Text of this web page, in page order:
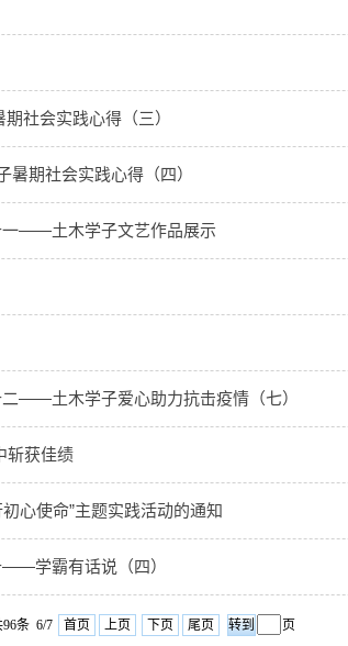
社会实践心得（三）
期社会实践心得（四）
一——土木学子文艺作品展示
——土木学子爱心助力抗击疫情（七）
斩获佳绩
心使命”主题实践活动的通知
——学霸有话说（四）
96条 6/7 首页 上页 下页 尾页 页